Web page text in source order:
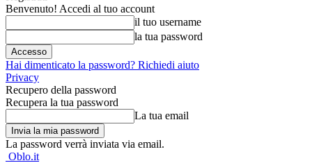
Benvenuto! Accedi al tuo account
il tuo username
la tua password
Hai dimenticato la password? Richiedi aiuto
Privacy
Recupero della password
Recupera la tua password
La tua email
La password verrà inviata via email.
Oblo.it